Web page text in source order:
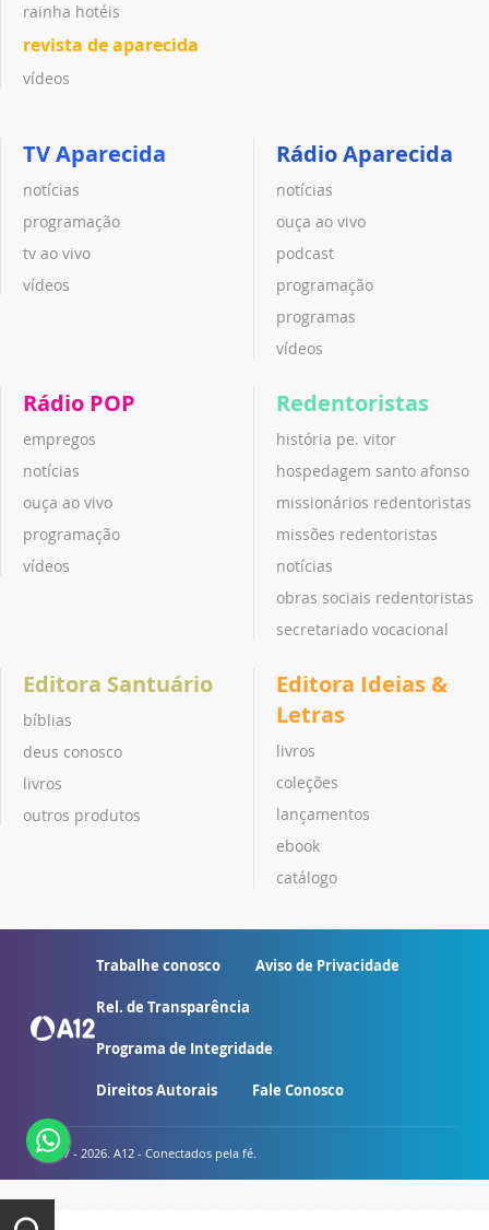
rainha hotéis
revista de aparecida
vídeos
TV Aparecida
notícias
programação
tv ao vivo
vídeos
Rádio Aparecida
notícias
ouça ao vivo
podcast
programação
programas
vídeos
Rádio POP
empregos
notícias
ouça ao vivo
programação
vídeos
Redentoristas
história pe. vitor
hospedagem santo afonso
missionários redentoristas
missões redentoristas
notícias
obras sociais redentoristas
secretariado vocacional
Editora Santuário
bíblias
deus conosco
livros
outros produtos
Editora Ideias &
Letras
livros
coleções
lançamentos
ebook
catálogo
Trabalhe conosco Aviso de Privacidade
Rel. de Transparência
Programa de Integridade
Direitos Autorais Fale Conosco
© 2007 - 2026. A12 - Conectados pela fé.